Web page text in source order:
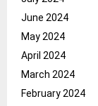
June 2024
May 2024
April 2024
March 2024
February 2024